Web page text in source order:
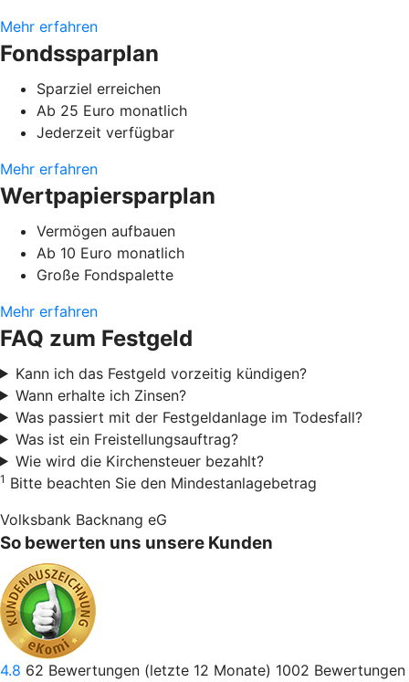
Mehr erfahren
Fondssparplan
Sparziel erreichen
Ab 25 Euro monatlich
Jederzeit verfügbar
Mehr erfahren
Wertpapiersparplan
Vermögen aufbauen
Ab 10 Euro monatlich
Große Fondspalette
Mehr erfahren
FAQ zum Festgeld
Kann ich das Festgeld vorzeitig kündigen?
Wann erhalte ich Zinsen?
Was passiert mit der Festgeldanlage im Todesfall?
Was ist ein Freistellungsauftrag?
Wie wird die Kirchensteuer bezahlt?
1 Bitte beachten Sie den Mindestanlagebetrag
Volksbank Backnang eG
So bewerten uns unsere Kunden
4.8 62 Bewertungen (letzte 12 Monate) 1002 Bewertungen